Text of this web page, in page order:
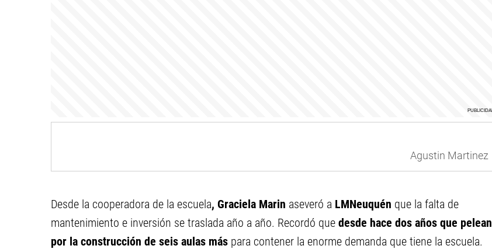
Agustin Martinez
Desde la cooperadora de la escuela, Graciela Marin aseveró a LMNeuquén que la falta de
mantenimiento e inversión se traslada año a año. Recordó que desde hace dos años que pelean
por la construcción de seis aulas más para contener la enorme demanda que tiene la escuela.